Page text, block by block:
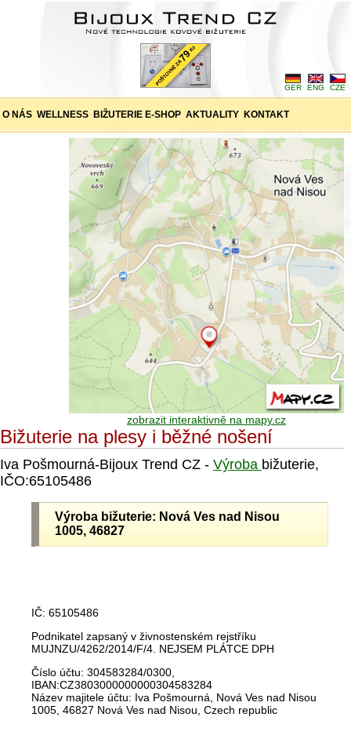
CZE
ENG
GER
O NÁS WELLNESS BIŽUTERIE E-SHOP AKTUALITY KONTAKT
zobrazit interaktivně na mapy.cz
Bižuterie na plesy i běžné nošení
Iva Pošmourná-Bijoux Trend CZ - Výroba bižuterie,
IČO:65105486
Výroba bižuterie: Nová Ves nad Nisou
1005, 46827
IČ: 65105486
Podnikatel zapsaný v živnostenském rejstříku
MUJNZU/4262/2014/F/4. NEJSEM PLÁTCE DPH
Číslo účtu: 304583284/0300,
IBAN:CZ3803000000000304583284
Název majitele účtu: Iva Pošmourná, Nová Ves nad Nisou
1005, 46827 Nová Ves nad Nisou, Czech republic